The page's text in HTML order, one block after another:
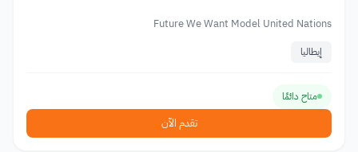
Future We Want Model United Nations
إيطاليا
متاح دائمًا
تقدم الآن